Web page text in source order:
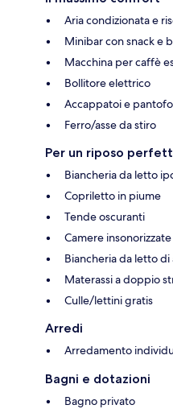
Aria condizionata e
Minibar con snack e
Macchina per caffè
Bollitore elettrico
Accappatoi e
Ferro/asse da stiro
Per un riposo
Biancheria da letto
Copriletto in piume
Tende oscuranti
Camere insonorizzate
Biancheria da letto di
Materassi a doppio
Culle/lettini gratis
Arredi
Arredamento
Bagni e dotazioni
Bagno privato